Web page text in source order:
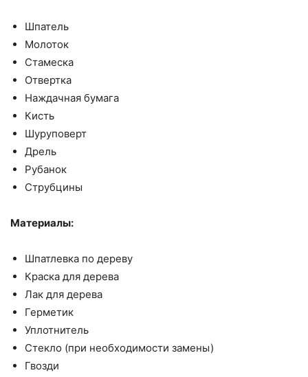
Шпатель
Молоток
Стамеска
Отвертка
Наждачная бумага
Кисть
Шуруповерт
Дрель
Рубанок
Струбцины
Материалы:
Шпатлевка по дереву
Краска для дерева
Лак для дерева
Герметик
Уплотнитель
Стекло (при необходимости замены)
Гвозди